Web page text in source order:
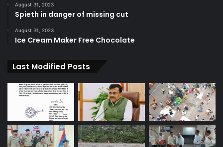
August 31, 2023
Spieth in danger of missing cut
August 31, 2023
Ice Cream Maker Free Chocolate
Last Modified Posts